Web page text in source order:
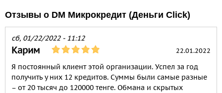
Отзывы о DM Микрокредит (Деньги Click)
сб, 01/22/2022 - 11:12
Карим 22.01.2022
Я постоянный клиент этой организации. Успел за год
получить у них 12 кредитов. Суммы были самые разные
– от 20 тысяч до 120000 тенге. Обмана и скрытых